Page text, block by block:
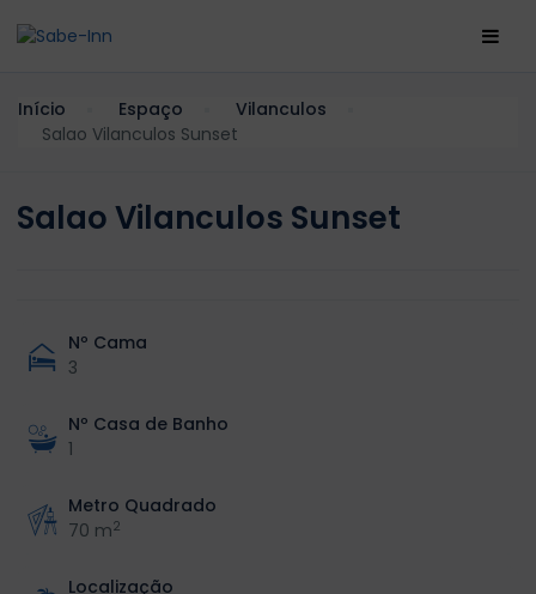
Início Espaço
Vilanculos
Salao Vilanculos Sunset
Salao Vilanculos Sunset
Nº Cama
3
Nº Casa de Banho
1
Metro Quadrado
70 m2
Localização